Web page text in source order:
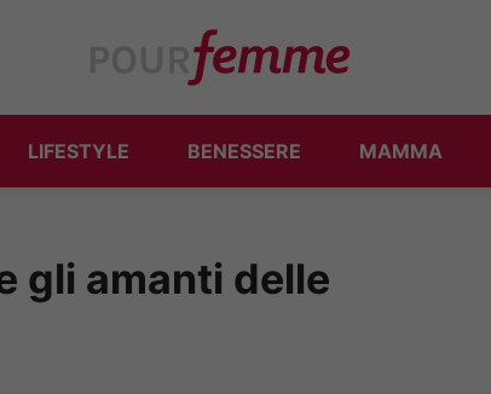
LIFESTYLE BENESSERE MAMMA
gli amanti delle